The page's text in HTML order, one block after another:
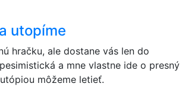
utopíme
hračku, ale dostane vás len do
a mne vlastne ide o presný
môžeme letieť.